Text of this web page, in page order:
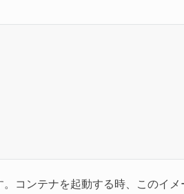
コンテナを起動する時、このイメ